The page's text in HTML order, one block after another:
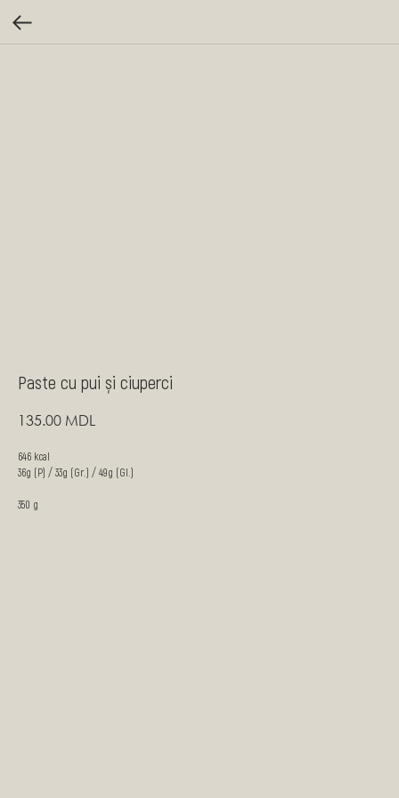
Paste cu pui și ciuperci
135.00 MDL
646 kcal
36g (P) / 33g (Gr.) / 49g (Gl.)
350 g